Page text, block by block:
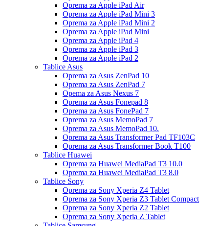
Oprema za Apple iPad Air
Oprema za Apple iPad Mini 3
Oprema za Apple iPad Mini 2
Oprema za Apple iPad Mini
Oprema za Apple iPad 4
Oprema za Apple iPad 3
Oprema za Apple iPad 2
Tablice Asus
Oprema za Asus ZenPad 10
Oprema za Asus ZenPad 7
Opema za Asus Nexus 7
Oprema za Asus Fonepad 8
Oprema za Asus FonePad 7
Oprema za Asus MemoPad 7
Oprema za Asus MemoPad 10.
Oprema za Asus Transformer Pad TF103C
Oprema za Asus Transformer Book T100
Tablice Huawei
Oprema za Huawei MediaPad T3 10.0
Oprema za Huawei MediaPad T3 8.0
Tablice Sony
Oprema za Sony Xperia Z4 Tablet
Oprema za Sony Xperia Z3 Tablet Compact
Oprema za Sony Xperia Z2 Tablet
Oprema za Sony Xperia Z Tablet